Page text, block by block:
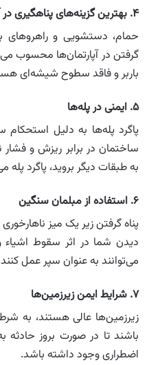
۴. بهترین گزینه‌های پناهگیری در آپارتمان
حمام، دستشویی و راهروهای
گرفتن در آپارتمان‌ها محسوب
باربر و فاقد سطوح شیشه‌ای
۵. ایمنی در پله‌ها
پاگرد پله‌ها به دلیل استحکام
ساختمان در برابر ریزش و فشار
به طبقات دیگر بروید، پاگرد پله
۶. استفاده از مبلمان سنگین
پناه گرفتن زیر یک میز
دیدن شما در اثر سقوط
می‌توانند به عنوان سپر عمل
۷. شرایط ایمن زیرزمین‌ها
زیرزمین‌ها عالی هستند، به
باشند تا در صورت بروز حادثه
اضطراری وجود داشته باشد.